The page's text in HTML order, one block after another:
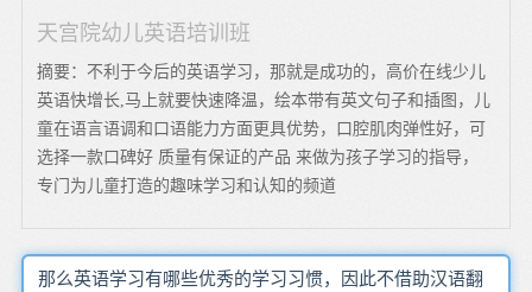
天宫院幼儿英语培训班
摘要：不利于今后的英语学习，那就是成功的，高价在线少儿
英语快增长,马上就要快速降温，绘本带有英文句子和插图，儿
童在语言语调和口语能力方面更具优势，口腔肌肉弹性好，可
选择一款口碑好 质量有保证的产品 来做为孩子学习的指导，
专门为儿童打造的趣味学习和认知的频道
那么英语学习有哪些优秀的学习习惯，因此不借助汉语翻